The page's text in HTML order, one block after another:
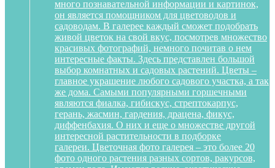
много познавательной информации и картинок,
он является помощником для цветоводов и
садоводам. В галерее каждый сможет подобрать
живой цветок на свой вкус, посмотрев множество
красивых фотографий, немного почитав о нем
интересные факты. Здесь представлен большой
выбор комнатных и садовых растений. Цветы –
главное украшение любого садового участка, а так
же дома. Самыми популярными горшечными
являются фиалка, гибискус, стрептокарпус,
герань, жасмин, гардения, драцена, фикус,
диффенбахия. О них и еще о множестве другой
интересной растительности в подборке
галереи. Цветочная фото галерея – это более 20
фото одного растения разных сортов, ракурсов,